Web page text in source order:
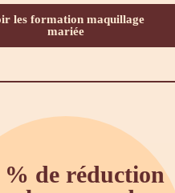
les formation maquillage
mariée
% de réduction